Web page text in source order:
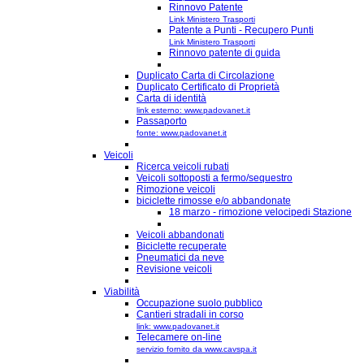
Rinnovo Patente
Link Ministero Trasporti
Patente a Punti - Recupero Punti
Link Ministero Trasporti
Rinnovo patente di guida
Duplicato Carta di Circolazione
Duplicato Certificato di Proprietà
Carta di identità
link esterno: www.padovanet.it
Passaporto
fonte: www.padovanet.it
Veicoli
Ricerca veicoli rubati
Veicoli sottoposti a fermo/sequestro
Rimozione veicoli
biciclette rimosse e/o abbandonate
18 marzo - rimozione velocipedi Stazione
Veicoli abbandonati
Biciclette recuperate
Pneumatici da neve
Revisione veicoli
Viabilità
Occupazione suolo pubblico
Cantieri stradali in corso
link: www.padovanet.it
Telecamere on-line
servizio fornito da www.cavspa.it